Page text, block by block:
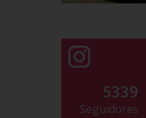
5339
Seguidores